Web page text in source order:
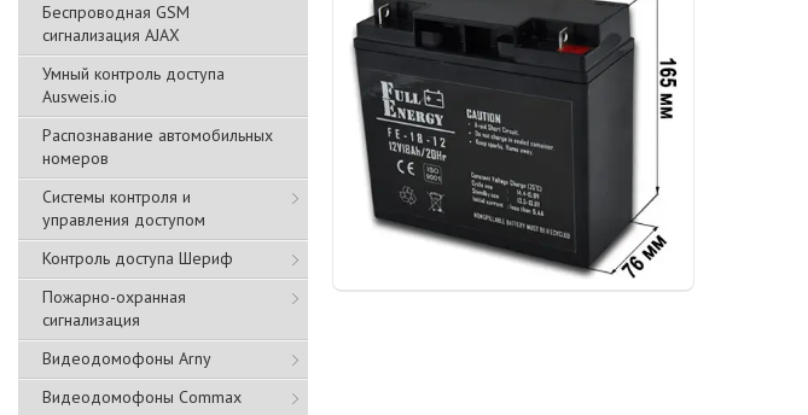
Беспроводная GSM
сигнализация АJAX
Умный контроль доступа
Ausweis.io
Распознавание автомобильных
номеров
Системы контроля и
управления доступом
Контроль доступа Шериф
Пожарно-охранная
сигнализация
Видеодомофоны Arny
Видеодомофоны Commax